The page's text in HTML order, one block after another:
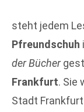
steht jedem
Pfreundschuh
der Bücher
Frankfurt. Sie
Stadt